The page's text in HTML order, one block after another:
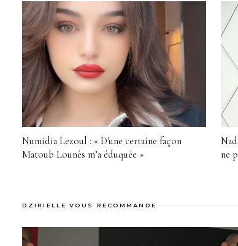
Numidia Lezoul : « D'une certaine façon
Matoub Lounès m’a éduquée »
ne
DZIRIELLE VOUS RECOMMANDE